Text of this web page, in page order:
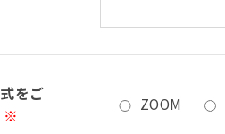
をご
※
ZOOM